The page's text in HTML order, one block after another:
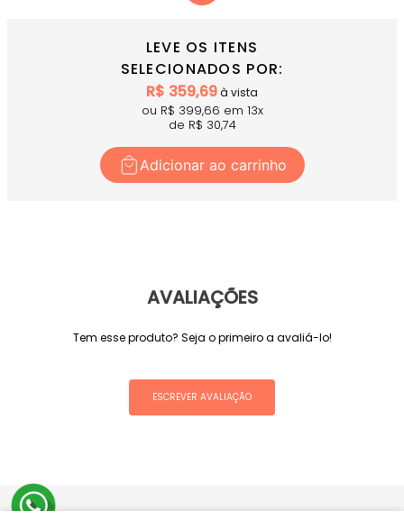
LEVE OS ITENS
SELECIONADOS POR:
R$ 359,69à vista
ou R$ 399,66 em 13x
de R$ 30,74
Adicionar ao carrinho
AVALIAÇÕES
Tem esse produto? Seja o primeiro a avaliá-lo!
ESCREVER AVALIAÇÃO